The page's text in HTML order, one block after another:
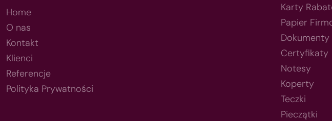
Home
O nas
Kontakt
Klienci
Referencje
Polityka Prywatności
Karty
Papier
Certyfikaty
Notesy
Koperty
Teczki
Pieczątki